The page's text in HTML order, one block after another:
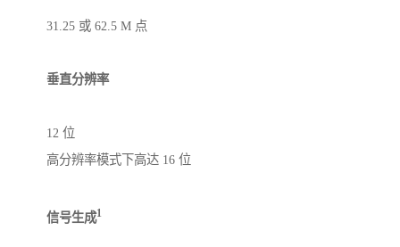
31.25 或 62.5 M 点
垂直分辨率
12 位
高分辨率模式下高达 16 位
信号生成1